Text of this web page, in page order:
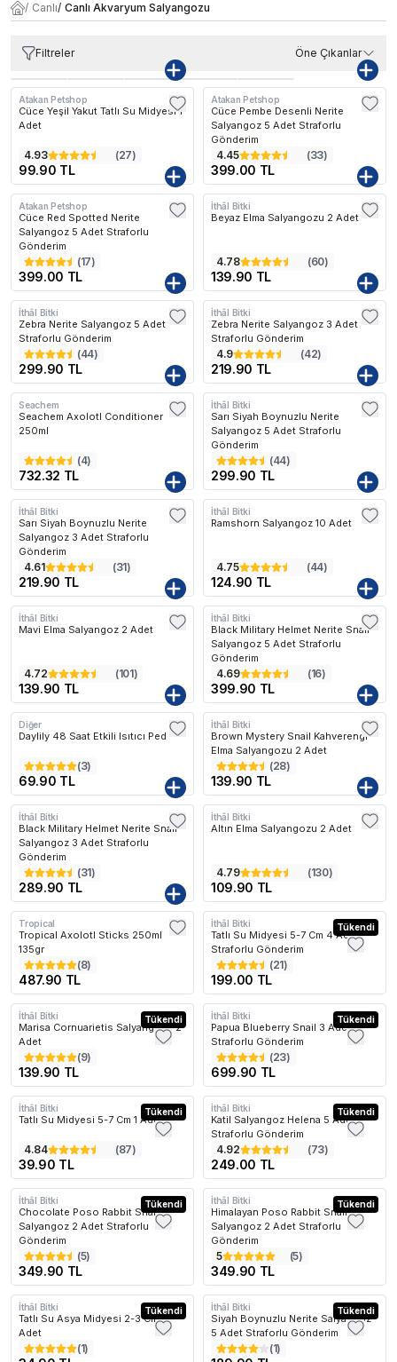
/ Canlı/ Canlı Akvaryum Salyangozu
Filtreler Öne Çıkanlar
Atakan Petshop
Cüce Yeşil Yakut Tatlı Su Midyesi 1
Adet
4.93 (27)
99.90 TL
Atakan Petshop
Cüce Pembe Desenli Nerite
Salyangoz 5 Adet Straforlu
Gönderim
4.45 (33)
399.00 TL
Atakan Petshop
Cüce Red Spotted Nerite
Salyangoz 5 Adet Straforlu
Gönderim
(17)
399.00 TL
İthâl Bitki
Beyaz Elma Salyangozu 2 Adet
4.78 (60)
139.90 TL
İthâl Bitki
Zebra Nerite Salyangoz 5 Adet
Straforlu Gönderim
(44)
299.90 TL
İthâl Bitki
Zebra Nerite Salyangoz 3 Adet
Straforlu Gönderim
4.9 (42)
219.90 TL
Seachem
Seachem Axolotl Conditioner
250ml
(4)
732.32 TL
İthâl Bitki
Sarı Siyah Boynuzlu Nerite
Salyangoz 5 Adet Straforlu
Gönderim
(44)
299.90 TL
İthâl Bitki
Sarı Siyah Boynuzlu Nerite
Salyangoz 3 Adet Straforlu
Gönderim
4.61 (31)
219.90 TL
İthâl Bitki
Ramshorn Salyangoz 10 Adet
4.75 (44)
124.90 TL
İthâl Bitki
Mavi Elma Salyangoz 2 Adet
4.72 (101)
139.90 TL
İthâl Bitki
Black Military Helmet Nerite Snail
Salyangoz 5 Adet Straforlu
Gönderim
4.69 (16)
399.90 TL
Diğer
Daylily 48 Saat Etkili Isıtıcı Ped
(3)
69.90 TL
İthâl Bitki
Brown Mystery Snail Kahverengi
Elma Salyangozu 2 Adet
(28)
139.90 TL
İthâl Bitki
Black Military Helmet Nerite Snail
Salyangoz 3 Adet Straforlu
Gönderim
(31)
289.90 TL
İthâl Bitki
Altın Elma Salyangozu 2 Adet
4.79 (130)
109.90 TL
Tropical
Tropical Axolotl Sticks 250ml
135gr
(8)
487.90 TL
Tükendi
İthâl Bitki
Tatlı Su Midyesi 5-7 Cm 4 Adet
Straforlu Gönderim
(21)
199.00 TL
Tükendi
İthâl Bitki
Marisa Cornuarietis Salyangozu 2
Adet
(9)
139.90 TL
Tükendi
İthâl Bitki
Papua Blueberry Snail 3 Adet
Straforlu Gönderim
(23)
699.90 TL
Tükendi
İthâl Bitki
Tatlı Su Midyesi 5-7 Cm 1 Adet
4.84 (87)
39.90 TL
Tükendi
İthâl Bitki
Katil Salyangoz Helena 5 Adet
Straforlu Gönderim
4.92 (73)
249.00 TL
Tükendi
İthâl Bitki
Chocolate Poso Rabbit Snail
Salyangoz 2 Adet Straforlu
Gönderim
(5)
349.90 TL
Tükendi
İthâl Bitki
Himalayan Poso Rabbit Snail
Salyangoz 2 Adet Straforlu
Gönderim
5 (5)
349.90 TL
Tükendi
İthâl Bitki
Tatlı Su Asya Midyesi 2-3 Cm 1
Adet
(1)
Tükendi
İthâl Bitki
Siyah Boynuzlu Nerite Salyangoz
5 Adet Straforlu Gönderim
(1)